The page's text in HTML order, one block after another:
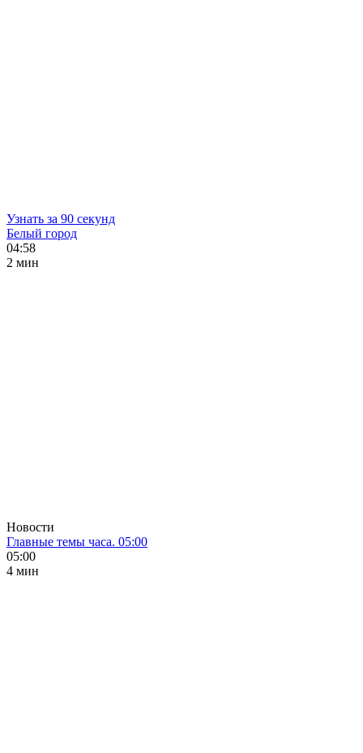
Узнать за 90 секунд
Белый город
04:58
2 мин
Новости
Главные темы часа. 05:00
05:00
4 мин